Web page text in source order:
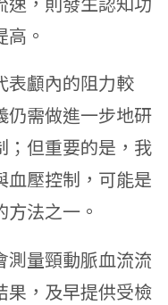
。
表顱內的阻力較
仍需做進一步地研
；但重要的是，我
血壓控制，可能是
法之一。
測量頸動脈血流流
果，及早提供受檢